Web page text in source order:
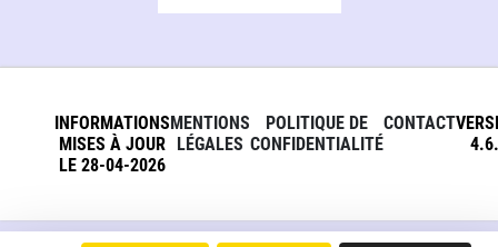
INFORMATIONS
MISES À JOUR
LE 28-04-2026
MENTIONS
LÉGALES
POLITIQUE DE
CONFIDENTIALITÉ
CONTACT